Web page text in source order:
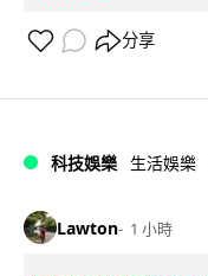
分享
科技娛樂 生活娛樂
Lawton 1 小時